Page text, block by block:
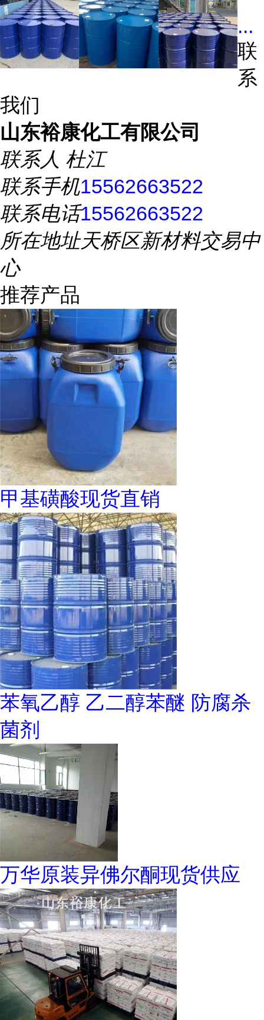
...
联
系
我们
山东裕康化工有限公司
联系人 杜江
联系手机15562663522
联系电话15562663522
所在地址天桥区新材料交易中
心
推荐产品
甲基磺酸现货直销
苯氧乙醇 乙二醇苯醚 防腐杀
菌剂
万华原装异佛尔酮现货供应